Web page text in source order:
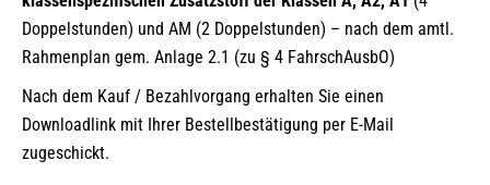
Doppelstunden) und AM (2 Doppelstunden) – nach dem amtl.
Rahmenplan gem. Anlage 2.1 (zu § 4 FahrschAusbO)
Nach dem Kauf / Bezahlvorgang erhalten Sie einen
Downloadlink mit Ihrer Bestellbestätigung per E-Mail
zugeschickt.